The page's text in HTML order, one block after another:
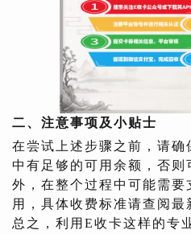
二、注意事项及小贴士
在尝试上述步骤之前，请确
中有足够的可用余额，否则
外，在整个过程中可能需要
用，具体收费标准请查阅最
总之，利用E收卡这样的专